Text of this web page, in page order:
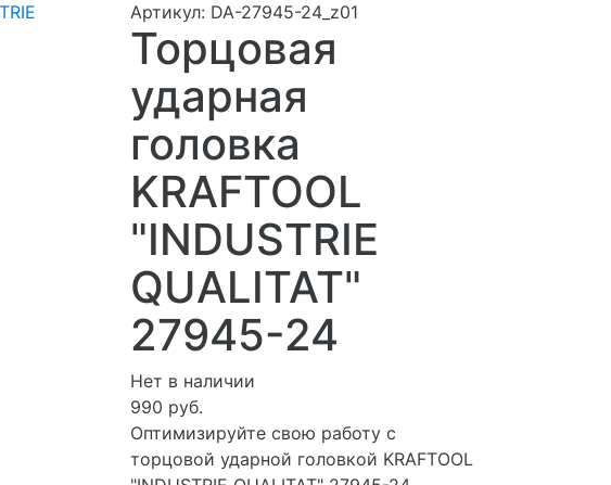
Артикул: DA-27945-24_z01
Торцовая
ударная
головка
KRAFTOOL
"INDUSTRIE
QUALITAT"
27945-24
Нет в наличии
990 руб.
Оптимизируйте свою работу с
торцовой ударной головкой KRAFTOOL